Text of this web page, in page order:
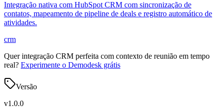
Integração nativa com HubSpot CRM com sincronização de
contatos, mapeamento de pipeline de deals e registro automático de
atividades.
crm
Quer integração CRM perfeita com contexto de reunião em tempo
real? Experimente o Demodesk grátis
Versão
v1.0.0